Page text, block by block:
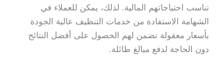
تناسب احتياجاتهم المالية. لذلك، يمكن للعملاء في
الشهامة الاستفادة من خدمات التنظيف عالية الجودة
بأسعار معقولة تضمن لهم الحصول على أفضل النتائج
دون الحاجة لدفع مبالغ طائلة.